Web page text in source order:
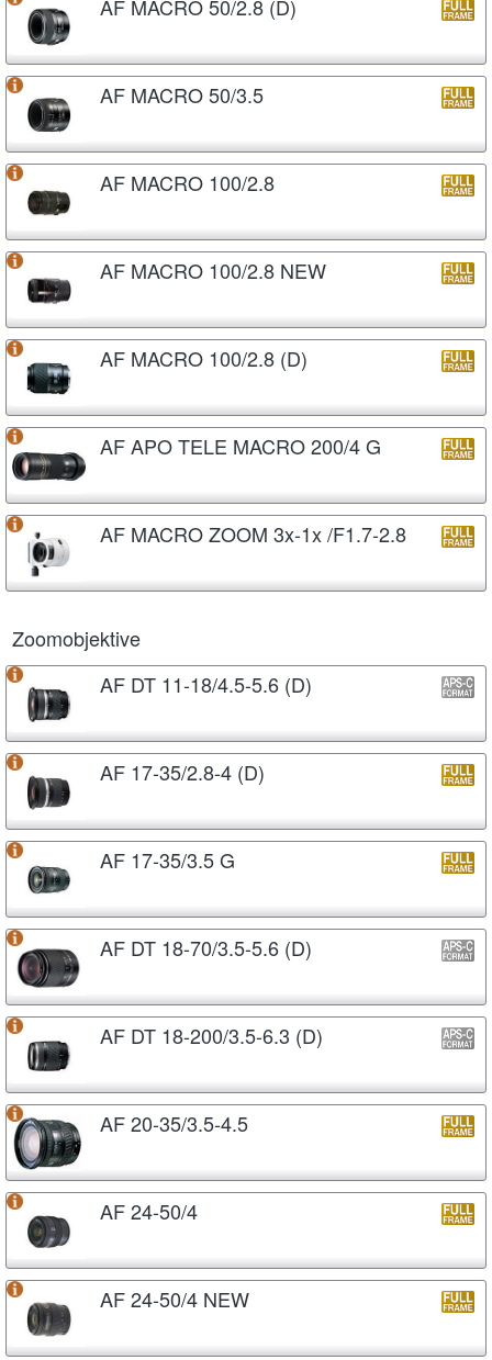
AF MACRO 50/2.8 (D)
AF MACRO 50/3.5
AF MACRO 100/2.8
AF MACRO 100/2.8 NEW
AF MACRO 100/2.8 (D)
AF APO TELE MACRO 200/4 G
AF MACRO ZOOM 3x-1x /F1.7-2.8
Zoomobjektive
AF DT 11-18/4.5-5.6 (D)
AF 17-35/2.8-4 (D)
AF 17-35/3.5 G
AF DT 18-70/3.5-5.6 (D)
AF DT 18-200/3.5-6.3 (D)
AF 20-35/3.5-4.5
AF 24-50/4
AF 24-50/4 NEW